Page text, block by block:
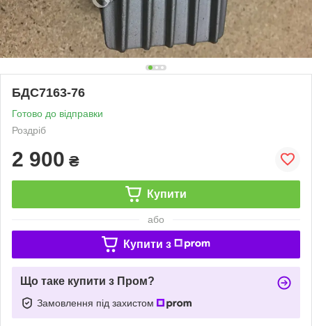
БДС7163-76
Готово до відправки
Роздріб
2 900 ₴
Купити
або
Купити з
Що таке купити з Пром?
Замовлення під захистом